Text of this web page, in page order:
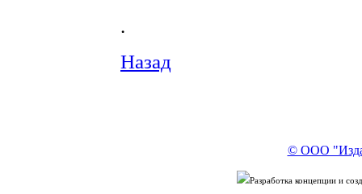
.
Назад
© ООО
Разработка концепции и